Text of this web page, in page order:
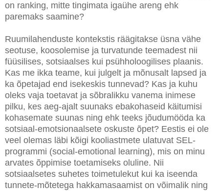
on ranking, mitte tingimata igaühe areng ehk
paremaks saamine?
Ruumilahenduste kontekstis räägitakse üsna vähe
seotuse, koosolemise ja turvatunde teemadest nii
füüsilises, sotsiaalses kui psühholoogilises plaanis.
Kas me ikka teame, kui julgelt ja mõnusalt lapsed ja
ka õpetajad end isekeskis tunnevad? Kas ja kuhu
oleks vaja toetavat ja sõbralikku vanema inimese
pilku, kes aeg-ajalt suunaks ebakohaseid käitumisi
kohasemate suunas ning ehk teeks jõudumööda ka
sotsiaal-emotsionaalsete oskuste õpet? Eestis ei ole
veel olemas läbi kõigi kooliastmete ulatuvat SEL-
programmi (social-emotional learning), mis on minu
arvates õppimise toetamiseks oluline. Nii
sotsiaalsetes suhetes toimetulekut kui ka iseenda
tunnete-mõtetega hakkamasaamist on võimalik ning